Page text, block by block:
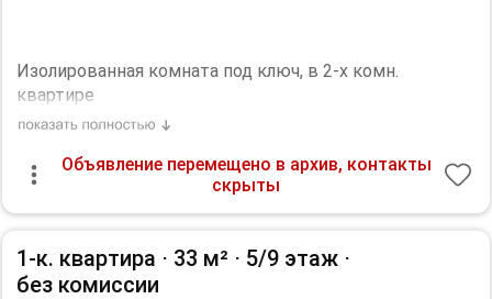
Изолированная комната под ключ, в 2-х комн.
квартире
Во второй комнате работающий, спокойный и
воспитанный мужчина
Развитый транспорт и инфраструктура в районе
Объявление перемещено в архив, контакты
скрыты
1-к. квартира ⋅ 33 м² ⋅ 5/9 этаж ⋅
без комиссии